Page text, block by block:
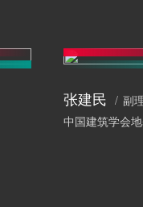
张建民
副
中国建筑学会